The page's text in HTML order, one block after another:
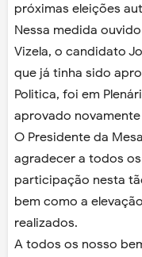
próximas eleições
Nessa medida
Vizela, o candidato
que já tinha sido
Politica, foi em
aprovado
O Presidente da
agradecer a todos
participação nesta
bem como a
realizados.
A todos os nosso